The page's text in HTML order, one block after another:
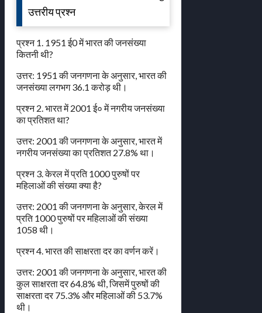
उत्तरीय प्रश्न
प्रश्न 1. 1951 ई0 में भारत की जनसंख्या
कितनी थी?
उत्तर: 1951 की जनगणना के अनुसार, भारत की
जनसंख्या लगभग 36.1 करोड़ थी।
प्रश्न 2. भारत में 2001 ई० में नगरीय जनसंख्या
का प्रतिशत था?
उत्तर: 2001 की जनगणना के अनुसार, भारत में
नगरीय जनसंख्या का प्रतिशत 27.8% था।
प्रश्न 3. केरल में प्रति 1000 पुरुषों पर
महिलाओं की संख्या क्या है?
उत्तर: 2001 की जनगणना के अनुसार, केरल में
प्रति 1000 पुरुषों पर महिलाओं की संख्या
1058 थी।
प्रश्न 4. भारत की साक्षरता दर का वर्णन करें।
उत्तर: 2001 की जनगणना के अनुसार, भारत की
कुल साक्षरता दर 64.8% थी, जिसमें पुरुषों की
साक्षरता दर 75.3% और महिलाओं की 53.7%
थी।